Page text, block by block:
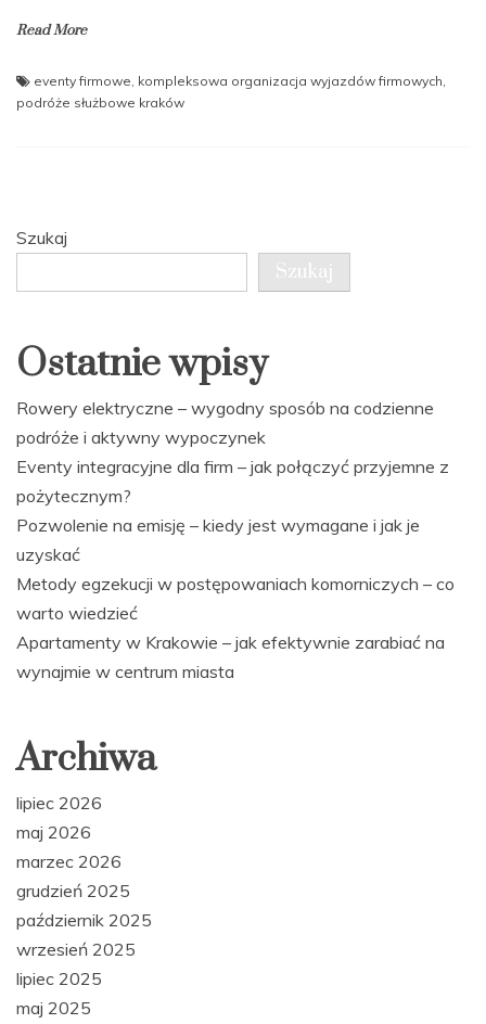
Read More
eventy firmowe, kompleksowa organizacja wyjazdów firmowych,
podróże służbowe kraków
Szukaj
Szukaj
Ostatnie wpisy
Rowery elektryczne – wygodny sposób na codzienne
podróże i aktywny wypoczynek
Eventy integracyjne dla firm – jak połączyć przyjemne z
pożytecznym?
Pozwolenie na emisję – kiedy jest wymagane i jak je
uzyskać
Metody egzekucji w postępowaniach komorniczych – co
warto wiedzieć
Apartamenty w Krakowie – jak efektywnie zarabiać na
wynajmie w centrum miasta
Archiwa
lipiec 2026
maj 2026
marzec 2026
grudzień 2025
październik 2025
wrzesień 2025
lipiec 2025
maj 2025